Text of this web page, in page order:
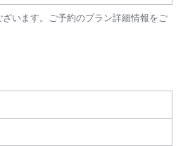
います。ご予約のプラン詳細情報をご